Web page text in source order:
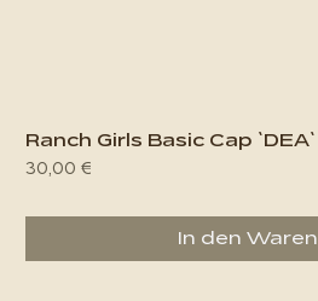
Ranch Girls Basic Cap
Preis
30,00 €
In den